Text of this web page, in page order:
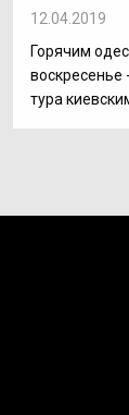
12.04.2019
Горячим
воскресенье
тура